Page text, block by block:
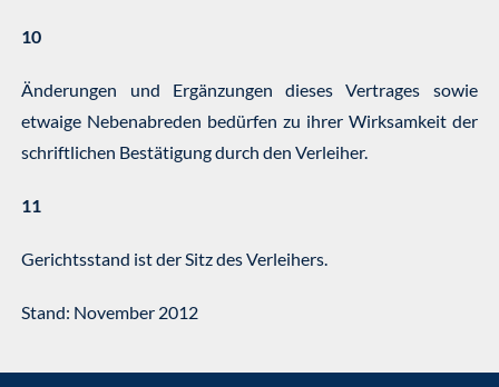
10
Änderungen und Ergänzungen dieses Vertrages sowie
etwaige Nebenabreden bedürfen zu ihrer Wirksamkeit der
schriftlichen Bestätigung durch den Verleiher.
11
Gerichtsstand ist der Sitz des Verleihers.
Stand: November 2012